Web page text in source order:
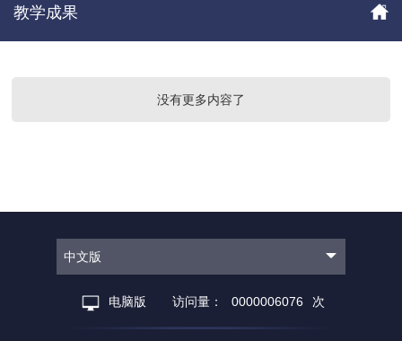
教学成果
没有更多内容了
中文版
电脑版 访问量： 0000006076 次